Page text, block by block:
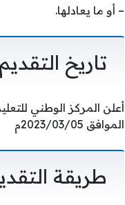
– أو ما يعادلها.
تاريخ التقديم
الموافق 2023/03/05م
طريقة